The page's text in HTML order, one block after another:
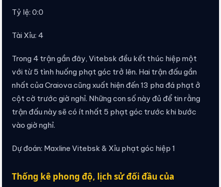
Tỷ lệ: 0:0
Tài Xỉu: 4
Trong 4 trận gần đây, Vitebsk đều kết thúc hiệp một
với từ 5 tình huống phạt góc trở lên. Hai trận đấu gần
nhất của Craiova cũng xuất hiện đến 13 pha đá phạt ở
cột cờ trước giờ nghỉ. Những con số này đủ để tin rằng
trận đấu này sẽ có ít nhất 5 phạt góc trước khi bước
vào giờ nghỉ.
Dự đoán: Maxline Vitebsk & Xỉu phạt góc hiệp 1
Thống kê phong độ, lịch sử đối đầu của